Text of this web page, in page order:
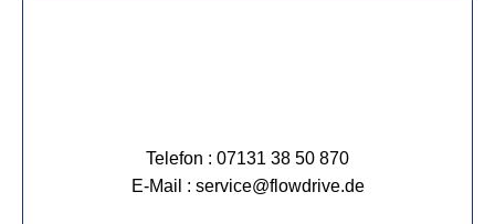
Telefon : 07131 38 50 870
E-Mail : service@flowdrive.de